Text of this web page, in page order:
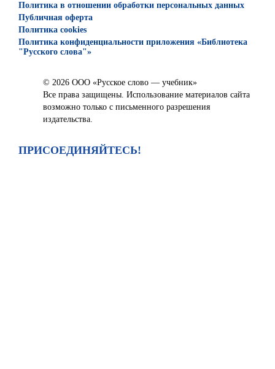
Политика в отношении обработки персональных данных
Публичная оферта
Политика cookies
Политика конфиденциальности приложения «Библиотека
"Русского слова"»
© 2026 ООО «Русское слово — учебник»
Все права защищены. Использование материалов сайта
возможно только с письменного разрешения
издательства.
ПРИСОЕДИНЯЙТЕСЬ!